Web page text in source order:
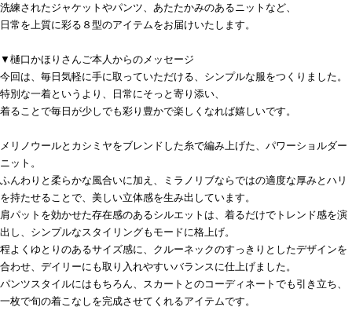
洗練されたジャケットやパンツ、あたたかみのあるニットなど、
日常を上質に彩る８型のアイテムをお届けいたします。
▼樋口かほりさんご本人からのメッセージ
今回は、毎日気軽に手に取っていただける、シンプルな服をつくりました。
特別な一着というより、日常にそっと寄り添い、
着ることで毎日が少しでも彩り豊かで楽しくなれば嬉しいです。
メリノウールとカシミヤをブレンドした糸で編み上げた、パワーショルダー
ニット。
ふんわりと柔らかな風合いに加え、ミラノリブならではの適度な厚みとハリ
を持たせることで、美しい立体感を生み出しています。
肩パットを効かせた存在感のあるシルエットは、着るだけでトレンド感を演
出し、シンプルなスタイリングもモードに格上げ。
程よくゆとりのあるサイズ感に、クルーネックのすっきりとしたデザインを
合わせ、デイリーにも取り入れやすいバランスに仕上げました。
パンツスタイルにはもちろん、スカートとのコーディネートでも引き立ち、
一枚で旬の着こなしを完成させてくれるアイテムです。